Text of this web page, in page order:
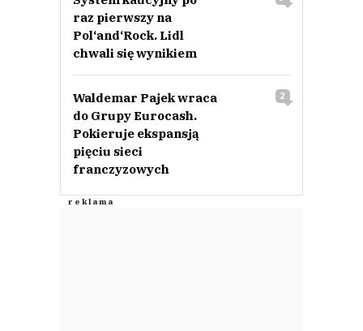
raz pierwszy na
Pol‘and‘Rock. Lidl
chwali się wynikiem
Waldemar Pajek wraca
do Grupy Eurocash.
Pokieruje ekspansją
pięciu sieci
franczyzowych
2